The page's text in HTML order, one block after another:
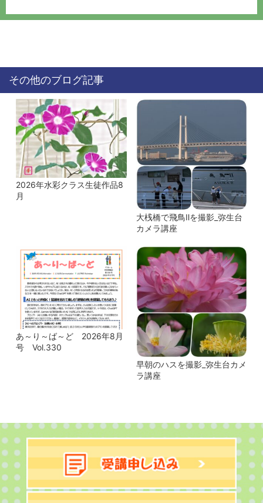
その他のブログ記事
2026年水彩クラス生徒作品8
月
大桟橋で飛鳥Ⅱを撮影_弥生台
カメラ講座
あ～り～ば～ど 2026年8月
号 Vol.330
早朝のハスを撮影_弥生台カメ
ラ講座